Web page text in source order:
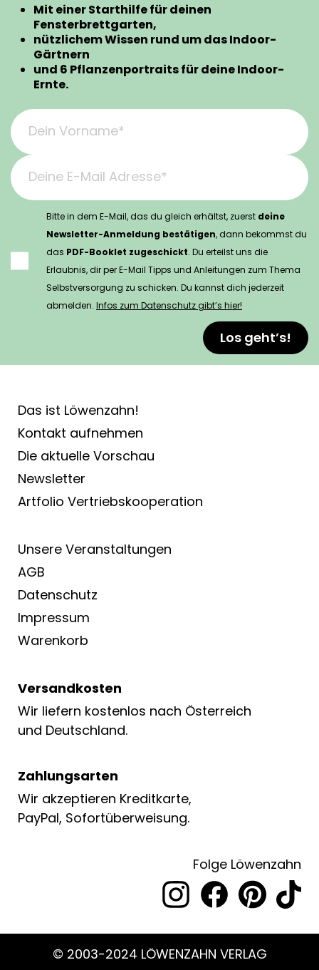
Mit einer Starthilfe für deinen
Fensterbrettgarten,
nützlichem Wissen rund um das Indoor-
Gärtnern
und 6 Pflanzenportraits für deine Indoor-
Ernte.
Dein Vorname*
Deine E-Mail Adresse*
Bitte in dem E-Mail, das du gleich erhältst, zuerst deine
Newsletter-Anmeldung bestätigen, dann bekommst du
das PDF-Booklet zugeschickt. Du erteilst uns die
Erlaubnis, dir per E-Mail Tipps und Anleitungen zum Thema
Selbstversorgung zu schicken. Du kannst dich jederzeit
abmelden. Infos zum Datenschutz gibt’s hier!
Los geht’s!
Das ist Löwenzahn!
Kontakt aufnehmen
Die aktuelle Vorschau
Newsletter
Artfolio Vertriebs­kooperation
Unsere Veranstaltungen
AGB
Datenschutz
Impressum
Warenkorb
Versandkosten
Wir liefern kostenlos nach Österreich
und Deutschland.
Zahlungsarten
Wir akzeptieren Kreditkarte,
PayPal, Sofortüberweisung.
Folge Löwenzahn
© 2003-2024 LÖWENZAHN VERLAG